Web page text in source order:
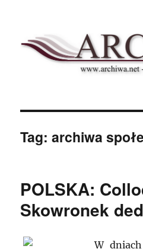
Archnet
Tag:archiwa
POLSKA:
Skowronek
W